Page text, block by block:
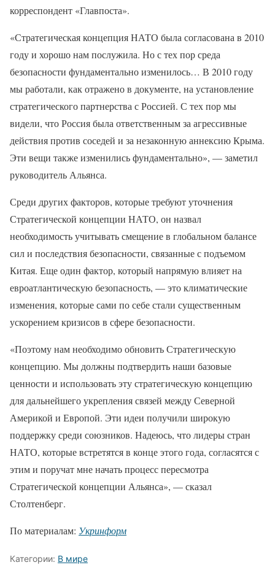
корреспондент «Главпоста».
«Стратегическая концепция НАТО была согласована в 2010
году и хорошо нам послужила. Но с тех пор среда
безопасности фундаментально изменилось… В 2010 году
мы работали, как отражено в документе, на установление
стратегического партнерства с Россией. С тех пор мы
видели, что Россия была ответственным за агрессивные
действия против соседей и за незаконную аннексию Крыма.
Эти вещи также изменились фундаментально», — заметил
руководитель Альянса.
Среди других факторов, которые требуют уточнения
Стратегической концепции НАТО, он назвал
необходимость учитывать смещение в глобальном балансе
сил и последствия безопасности, связанные с подъемом
Китая. Еще один фактор, который напрямую влияет на
евроатлантическую безопасность, — это климатические
изменения, которые сами по себе стали существенным
ускорением кризисов в сфере безопасности.
«Поэтому нам необходимо обновить Стратегическую
концепцию. Мы должны подтвердить наши базовые
ценности и использовать эту стратегическую концепцию
для дальнейшего укрепления связей между Северной
Америкой и Европой. Эти идеи получили широкую
поддержку среди союзников. Надеюсь, что лидеры стран
НАТО, которые встретятся в конце этого года, согласятся с
этим и поручат мне начать процесс пересмотра
Стратегической концепции Альянса», — сказал
Столтенберг.
По материалам: Укринформ
Категории: В мире